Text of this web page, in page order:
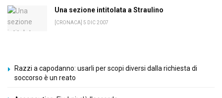
Una sezione intitolata a Straulino
[CRONACA] 5 DIC 2007
Razzi a capodanno: usarli per scopi diversi dalla richiesta di
soccorso è un reato